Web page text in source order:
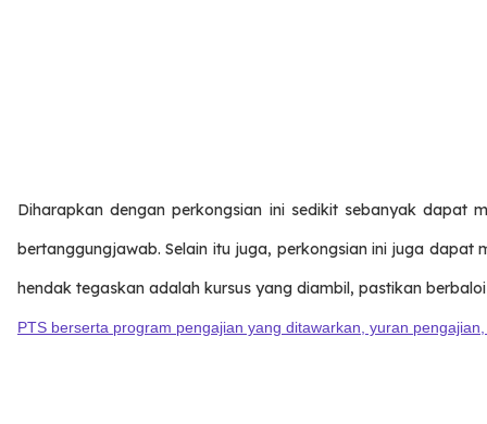
Diharapkan dengan perkongsian ini sedikit sebanyak dapat
bertanggungjawab. Selain itu juga, perkongsian ini juga
hendak tegaskan adalah kursus yang diambil, pastikan
PTS berserta program pengajian yang ditawarkan, yuran